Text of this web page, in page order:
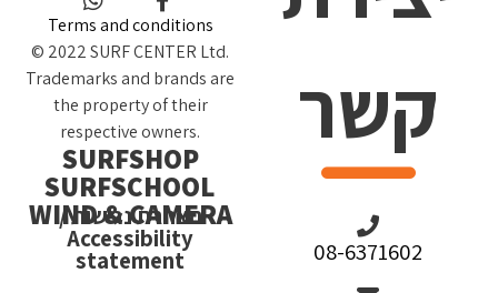
קשר
08-6371602
Terms and conditions
© 2022 SURF CENTER Ltd.
Trademarks and brands are
the property of their
respective owners.
SURFSHOP
SURFSCHOOL
WIND & CAMERA
הצהרת נגישות /
Accessibility
statement